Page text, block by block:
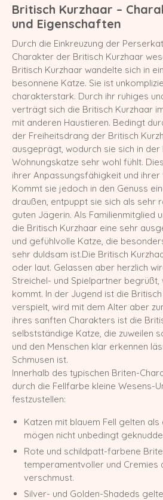
Reasons *PL
Int. Champion Arwen
DonauBärchen
Europa Champion
LechSamtpfötchen
Worldchampion
*CZ
Kater
Gr. Int. Champion
LechSamtpfötchen
Worldchampion
LechSamtpfötchen
Kitten
Verpaarungspläne
Z-Wurf vom
Y-Wurf vom 21.02.2026
X-Wurf vom
W-Wurf vom 24.04.2025
V-Wurf vom
T-Wurf vom
S-Wurf vom 19.07.2024
R-Wurf vom 14.05.2024
Britisch Kurzhaar –
und Eigenschaften
Durch die Einkreuzung der
Charakter der Britisch Kurzhaar
Britisch Kurzhaar wandelte sich in
besonnene Katze. Sie ist
charakterstark. Durch ihr ruhiges
verträgt sich die Britisch Kurzhaar
mit anderen Haustieren. Bedingt
der Freiheitsdrang der Britisch
ausgeprägt, wodurch sie sich in der
Wohnungskatze sehr wohl fühlt.
ihrer Anpassungsfähigkeit und ihrer
Kommt sie jedoch in den Genuss
draußen, entpuppt sie sich als sehr
guten Jägerin. Als Familienmitglied
die Britisch Kurzhaar eine sehr
und gefühlvolle Katze, die
sehr duldsam ist.Die Britisch
oder laut. Gelassen aber herzlich
Streichel- und Spielpartner begrüßt,
kommt. In der Jugend ist die
verspielt, wird mit dem Alter aber
ihres sanften Charakters ist die
selbstständige Katze, die zuweilen
und den Menschen klar erkennen
Schmusen ist.
Innerhalb des typischen Briten-
durch die Fellfarbe kleine Wesens-
festzustellen:
Katzen mit blauem Fell gelten
mögen nicht unbedingt
Rote und schildpatt-farbene
temperamentvoller und Cremies
verschmust.
Silver- und Golden-Shadeds